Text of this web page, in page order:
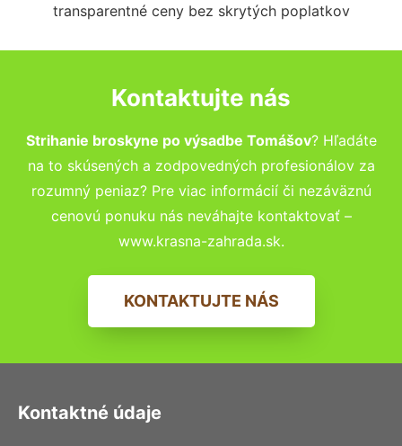
transparentné ceny bez skrytých poplatkov
Kontaktujte nás
Strihanie broskyne po výsadbe Tomášov? Hľadáte
na to skúsených a zodpovedných profesionálov za
rozumný peniaz? Pre viac informácií či nezáväznú
cenovú ponuku nás neváhajte kontaktovať –
www.krasna-zahrada.sk.
KONTAKTUJTE NÁS
Kontaktné údaje